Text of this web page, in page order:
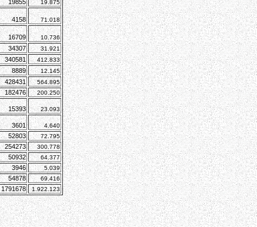
19855
19.875
4158
71.018
16709
10.736
34307
31.921
340581
412.833
8889
12.145
428431
564.895
182476
200.250
15393
23.093
3601
4.640
52803
72.795
254273
300.778
50932
64.377
3946
5.039
54878
69.416
1791678 1.922.123